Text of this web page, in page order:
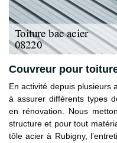
Couvreur pour
En activité depuis plusieurs
à assurer différents types
en rénovation. Nous
structure et pour tout
tôle acier à Rubigny,